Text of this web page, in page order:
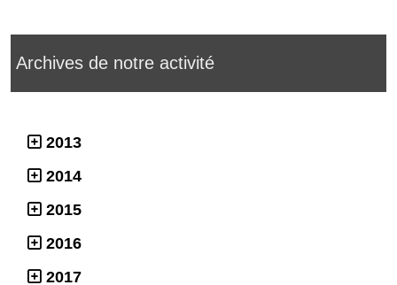
Archives de notre activité
2013
2014
2015
2016
2017